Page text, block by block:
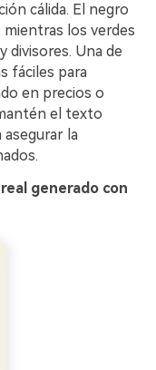
cálida. El negro
mientras los verdes
divisores. Una de
fáciles para
en precios o
el texto
la
generado con